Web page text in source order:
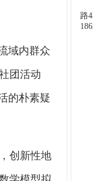
域内群众
团活动
的朴素疑
创新性地
路